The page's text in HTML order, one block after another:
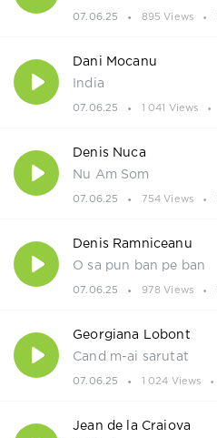
07.06.25 895 Views
Dani Mocanu
India
07.06.25 1 041 Views
Denis Nuca
Nu Am Som
07.06.25 754 Views
Denis Ramniceanu
O sa pun ban pe ban
07.06.25 978 Views
Georgiana Lobont
Cand m-ai sarutat
07.06.25 1 024 Views
Jean de la Craiova